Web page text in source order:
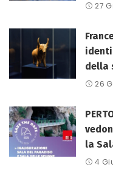
27
della
26
la
4